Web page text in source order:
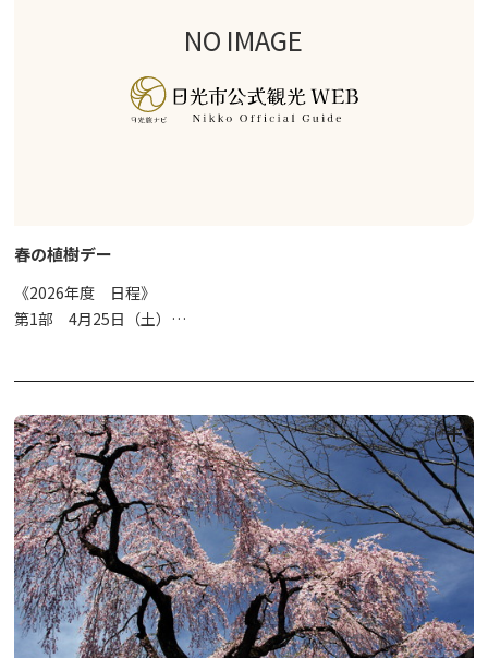
●歴史の山内朝のそぞろ歩き
少し早起きをして、歴史につつまれた日光山内を地元ガイドと共に
散歩するツアーです。
す。
⇒ 詳細はこちら
●坐禅体験
⇒詳細はこちら
NO IMAGE
春の植樹デー
《2026年度 日程》
第1部 4月25日（土）